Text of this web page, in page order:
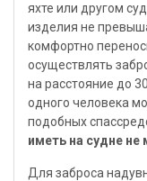
яхте или другом
изделия не
комфортно
осуществлять
на расстояние до
одного человека
подобных
иметь на судне
Для заброса